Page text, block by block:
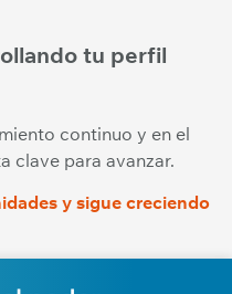
tu perfil
continuo y en el
clave para avanzar.
y sigue creciendo